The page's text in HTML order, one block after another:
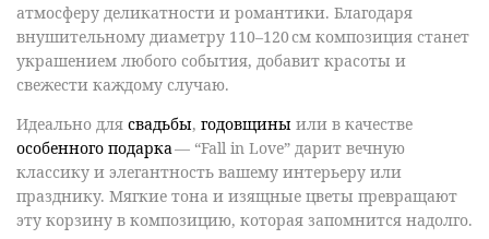
атмосферу деликатности и романтики. Благодаря
внушительному диаметру 110–120 см композиция станет
украшением любого события, добавит красоты и
свежести каждому случаю.
Идеально для свадьбы, годовщины или в качестве
особенного подарка— “Fall in Love” дарит вечную
классику и элегантность вашему интерьеру или
празднику. Мягкие тона и изящные цветы превращают
эту корзину в композицию, которая запомнится надолго.